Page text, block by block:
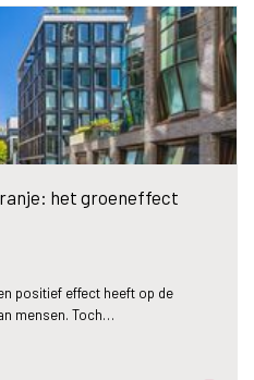
het groeneffect
positief effect heeft op de
mensen. Toch…